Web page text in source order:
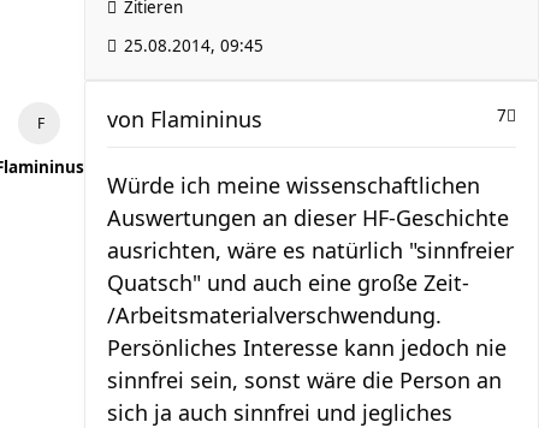
Zitieren
25.08.2014, 09:45
7
von Flamininus
Würde ich meine wissenschaftlichen
Auswertungen an dieser HF-Geschichte
ausrichten, wäre es natürlich "sinnfreier
Quatsch" und auch eine große Zeit-
/Arbeitsmaterialverschwendung.
Persönliches Interesse kann jedoch nie
sinnfrei sein, sonst wäre die Person an
sich ja auch sinnfrei und jegliches